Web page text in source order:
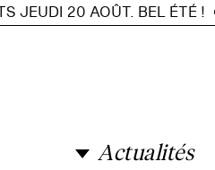
20 AOÛT. BEL ÉTÉ !
Actualités